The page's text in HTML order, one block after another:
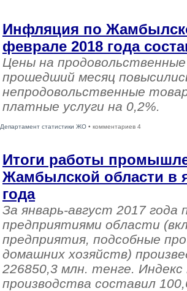
Инфляция по
феврале 2018 года
Цены на
прошедший месяц
непродовольственные
платные услуги на 0,2%.
Департамент статистики ЖО • комментариев 4
Итоги работы
Жамбылской области в
года
За январь-август 2017
предприятиями области
предприятия, подсобные
домашних хозяйств)
226850,3 млн. тенге.
производства составил